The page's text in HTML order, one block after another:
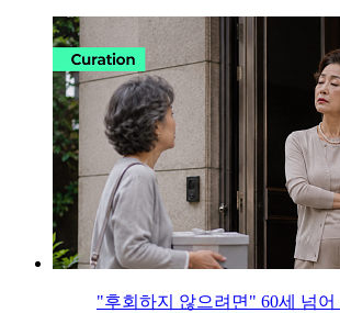
"후회하지 않으려면" 60세 넘